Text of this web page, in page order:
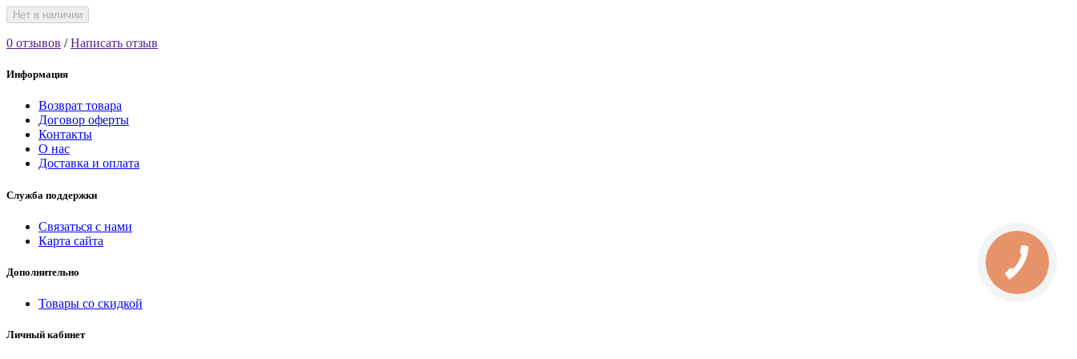
Нет в наличии
0 отзывов /Написать отзыв
Информация
Возврат товара
Договор оферты
Контакты
О нас
Доставка и оплата
Служба поддержки
Связаться с нами
Карта сайта
Дополнительно
Товары со скидкой
Личный кабинет